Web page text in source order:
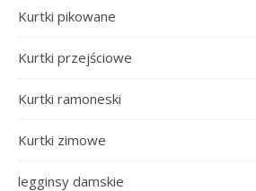
Kurtki pikowane
Kurtki przejściowe
Kurtki ramoneski
Kurtki zimowe
legginsy damskie